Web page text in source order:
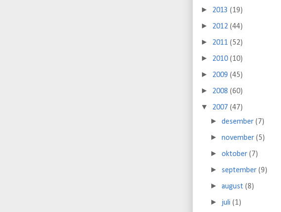
► 2013 (19)
► 2012 (44)
► 2011 (52)
► 2010 (10)
► 2009 (45)
► 2008 (60)
▼ 2007 (47)
►desember(7)
►november(5)
►oktober(7)
► september(9)
►august(8)
► juli(1)